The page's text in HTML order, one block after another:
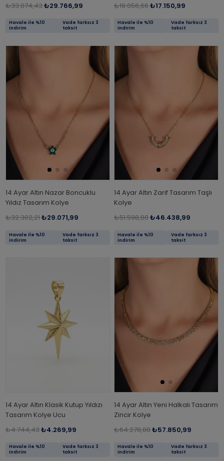
₺33.074,43₺29.766,99
Havale ile %10
indirim
Vade farksız 3
taksit
₺19.056,66₺17.150,99
Havale ile %10
indirim
Vade farksız 3
taksit
14 Ayar Altın Nazar Boncuklu
Yıldız Tasarım Kolye
₺32.302,21₺29.071,99
Havale ile %10
indirim
Vade farksız 3
taksit
14 Ayar Altın Zarif Tasarım Taşlı
Kolye
₺51.598,88₺46.438,99
Havale ile %10
indirim
Vade farksız 3
taksit
14 Ayar Altın Klasik Kutup Yıldızı
Tasarım Kolye Ucu
₺4.744,43₺4.269,99
Havale ile %10
indirim
Vade farksız 3
taksit
14 Ayar Altın Yeni Halkalı Tasarım
Zincir Kolye
₺64.278,88₺57.850,99
Havale ile %10
indirim
Vade farksız 3
taksit